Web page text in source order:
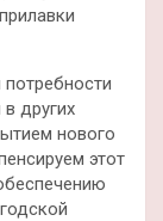
других
нового
этот